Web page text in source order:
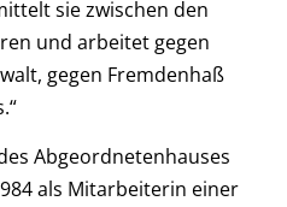
sie zwischen den
und arbeitet gegen
gegen Fremdenhaß
Abgeordnetenhauses
als Mitarbeiterin einer